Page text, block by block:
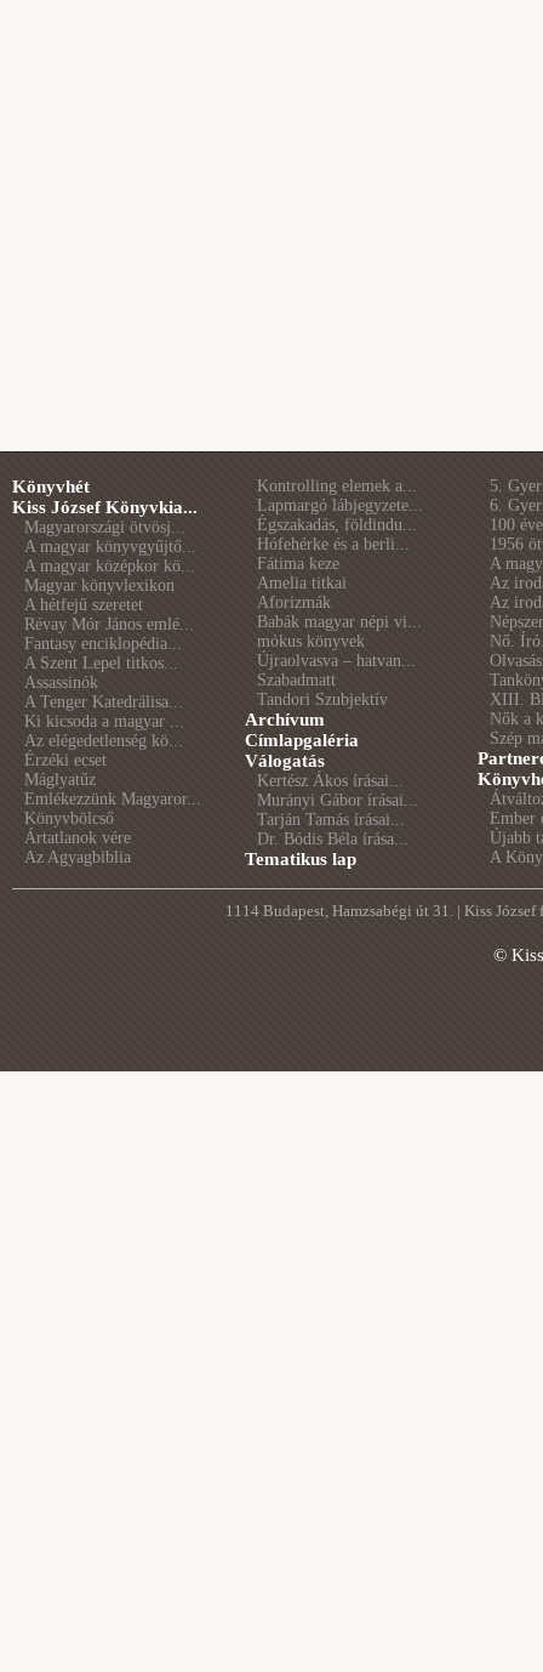
Könyvhét
Kiss József Könyvkia...
Magyarországi ötvösj...
A magyar könyvgyűjtő...
A magyar középkor kö...
Magyar könyvlexikon
A hétfejű szeretet
Révay Mór János emlé...
Fantasy enciklopédia...
A Szent Lepel titkos...
Assassinók
A Tenger Katedrálisa...
Ki kicsoda a magyar ...
Az elégedetlenség kö...
Érzéki ecset
Máglyatűz
Emlékezzünk Magyaror...
Könyvbölcső
Ártatlanok vére
Az Agyagbiblia
Kontrolling elemek a...
Lapmargó lábjegyzete...
Égszakadás, földindu...
Hófehérke és a berli...
Fátima keze
Amelia titkai
Aforizmák
Babák magyar népi vi...
mókus könyvek
Újraolvasva – hatvan...
Szabadmatt
Tandori Szubjektív
Archívum
Címlapgaléria
Válogatás
Kertész Ákos írásai...
Murányi Gábor írásai...
Tarján Tamás írásai...
Dr. Bódis Béla írása...
Tematikus lap
5.
6.
100
1956
A
Az
Az
Nő.
XIII.
Nők a
Szép
Ember
Újabb
A
1114 Budapest, Hamzsabégi út 31. | Kiss
©